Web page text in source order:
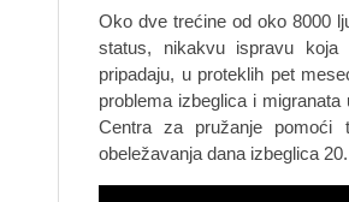
Oko dve trećine od oko 8000
status, nikakvu ispravu
pripadaju, u proteklih pet
problema izbeglica i
Centra za pružanje pomoći
obeležavanja dana izbeglica